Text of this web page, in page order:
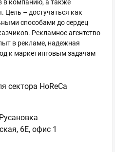
в компанию, а также
Цель – достучаться как
способами до сердец
Рекламное агентство
в рекламе, надежная
к маркетинговым задачам
сектора HoReCa
6Е, офис 1